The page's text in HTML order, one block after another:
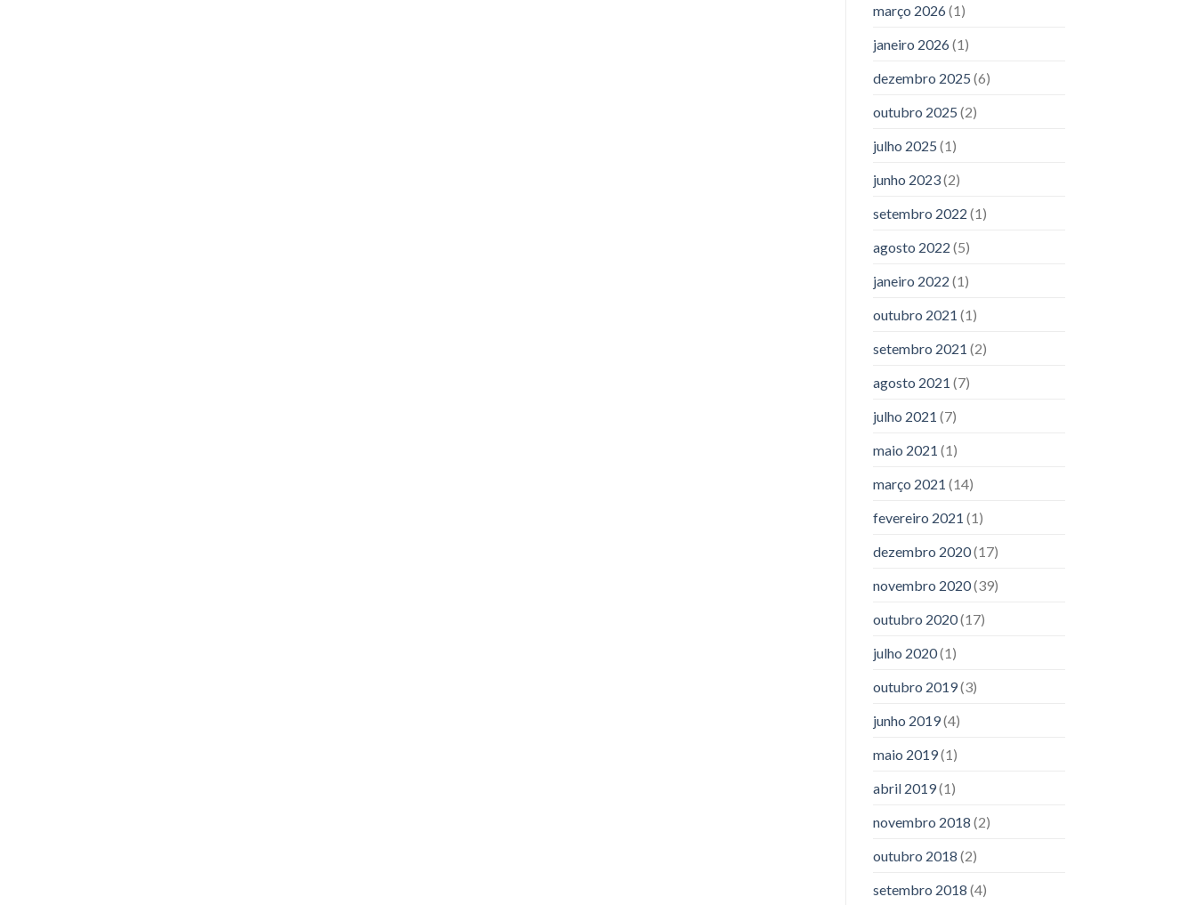
março 2026(1)
janeiro 2026(1)
dezembro 2025 (6)
outubro 2025 (2)
julho 2025 (1)
junho 2023(2)
setembro 2022 (1)
agosto 2022 (5)
janeiro 2022 (1)
outubro 2021 (1)
setembro 2021 (2)
agosto 2021 (7)
julho 2021 (7)
maio 2021 (1)
março 2021 (14)
fevereiro 2021 (1)
dezembro 2020(17)
novembro 2020(39)
outubro 2020(17)
julho 2020(1)
outubro 2019(3)
junho 2019(4)
maio 2019(1)
abril 2019(1)
novembro 2018 (2)
outubro 2018 (2)
setembro 2018 (4)